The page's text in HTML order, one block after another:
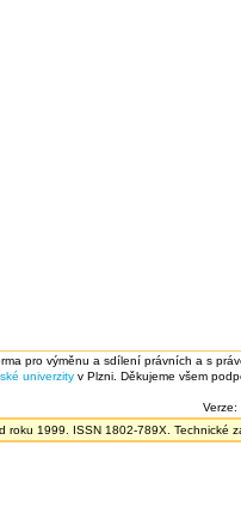
pro výměnu a sdílení právních a s
univerzity v Plzni. Děkujeme všem
Verze:
roku 1999. ISSN 1802-789X. Technické